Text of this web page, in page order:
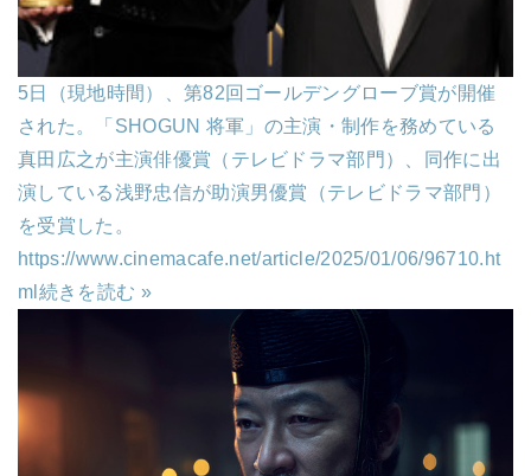
5日（現地時間）、第82回ゴールデングローブ賞が開催
された。「SHOGUN 将軍」の主演・制作を務めている
真田広之が主演俳優賞（テレビドラマ部門）、同作に出
演している浅野忠信が助演男優賞（テレビドラマ部門）
を受賞した。
https://www.cinemacafe.net/article/2025/01/06/96710.ht
ml 続きを読む »